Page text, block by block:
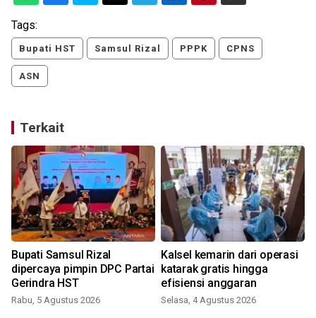
Tags:
Bupati HST Samsul Rizal PPPK CPNS
ASN
Terkait
Bupati Samsul Rizal
dipercaya pimpin DPC Partai
Gerindra HST
Rabu, 5 Agustus 2026
Kalsel kemarin dari operasi
katarak gratis hingga
efisiensi anggaran
Selasa, 4 Agustus 2026